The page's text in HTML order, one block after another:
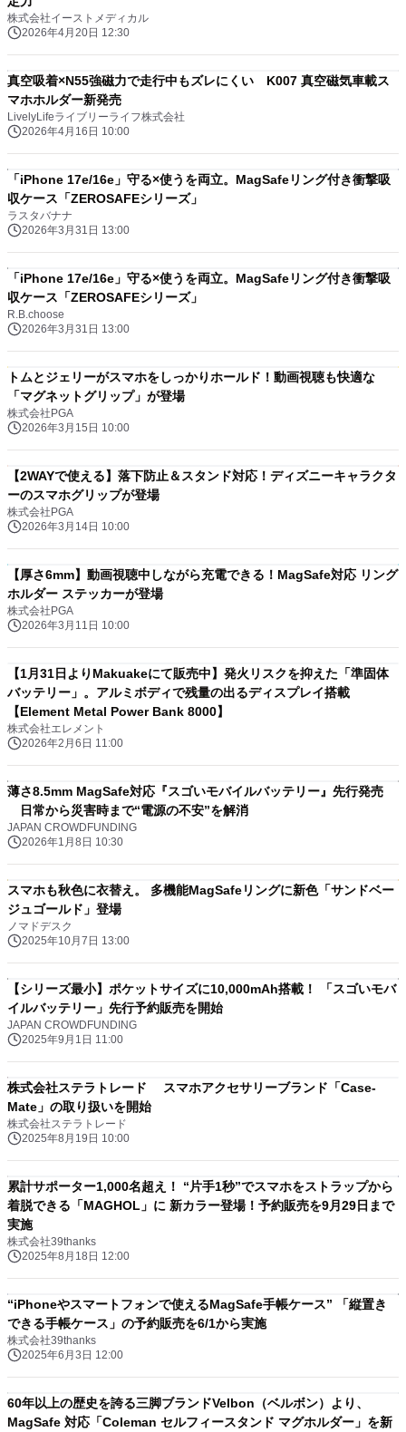
株式会社イーストメディカル
2026年4月20日 12:30
真空吸着×N55強磁力で走行中もズレにくい K007 真空磁気車載ス
マホホルダー新発売
LivelyLifeライブリーライフ株式会社
2026年4月16日 10:00
「iPhone 17e/16e」守る×使うを両立。MagSafeリング付き衝撃吸
収ケース「ZEROSAFEシリーズ」
ラスタバナナ
2026年3月31日 13:00
「iPhone 17e/16e」守る×使うを両立。MagSafeリング付き衝撃吸
収ケース「ZEROSAFEシリーズ」
R.B.choose
2026年3月31日 13:00
トムとジェリーがスマホをしっかりホールド！動画視聴も快適な
「マグネットグリップ」が登場
株式会社PGA
2026年3月15日 10:00
【2WAYで使える】落下防止＆スタンド対応！ディズニーキャラクタ
ーのスマホグリップが登場
株式会社PGA
2026年3月14日 10:00
【厚さ6mm】動画視聴中しながら充電できる！MagSafe対応 リング
ホルダー ステッカーが登場
株式会社PGA
2026年3月11日 10:00
【1月31日よりMakuakeにて販売中】発火リスクを抑えた「準固体
バッテリー」。アルミボディで残量の出るディスプレイ搭載
【Element Metal Power Bank 8000】
株式会社エレメント
2026年2月6日 11:00
薄さ8.5mm MagSafe対応『スゴいモバイルバッテリー』先行発売
日常から災害時まで“電源の不安”を解消
JAPAN CROWDFUNDING
2026年1月8日 10:30
スマホも秋色に衣替え。 多機能MagSafeリングに新色「サンドベー
ジュゴールド」登場
ノマドデスク
2025年10月7日 13:00
【シリーズ最小】ポケットサイズに10,000mAh搭載！ 「スゴいモバ
イルバッテリー」先行予約販売を開始
JAPAN CROWDFUNDING
2025年9月1日 11:00
株式会社ステラトレード スマホアクセサリーブランド「Case-
Mate」の取り扱いを開始
株式会社ステラトレード
2025年8月19日 10:00
累計サポーター1,000名超え！ “片手1秒”でスマホをストラップから
着脱できる「MAGHOL」に 新カラー登場！予約販売を9月29日まで
実施
株式会社39thanks
2025年8月18日 12:00
“iPhoneやスマートフォンで使えるMagSafe手帳ケース” 「縦置き
できる手帳ケース」の予約販売を6/1から実施
株式会社39thanks
2025年6月3日 12:00
60年以上の歴史を誇る三脚ブランドVelbon（ベルボン）より、
MagSafe 対応「Coleman セルフィースタンド マグホルダー」を新